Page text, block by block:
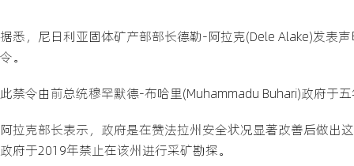
据悉，尼日利亚固体矿产部部长德勒-阿拉克(Dele Alake)发表
令。
此禁令由前总统穆罕默德-布哈里(Muhammadu Buhari)政府于
阿拉克部长表示，政府是在赞法拉州安全状况显著改善后做出
政府于2019年禁止在该州进行采矿勘探。